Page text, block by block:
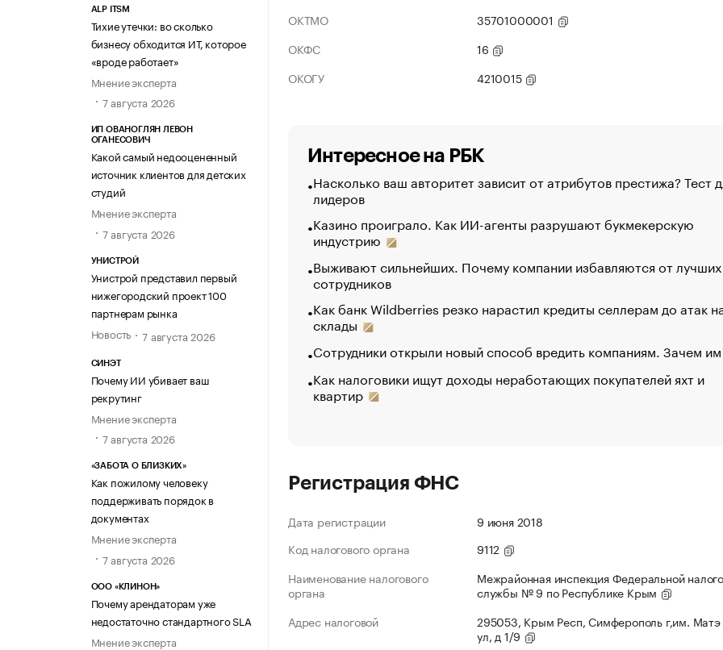
ALP ITSM
Тихие утечки: во сколько
бизнесу обходится ИТ, которое
«вроде работает»
Мнение эксперта
7 августа 2026
ИП ОВАНОГЛЯН ЛЕВОН
ОГАНЕСОВИЧ
Какой самый недооцененный
источник клиентов для детских
студий
Мнение эксперта
7 августа 2026
УНИСТРОЙ
Унистрой представил первый
нижегородский проект 100
партнерам рынка
Новость
7 августа 2026
СИНЭТ
Почему ИИ убивает ваш
рекрутинг
Мнение эксперта
7 августа 2026
«ЗАБОТА О БЛИЗКИХ»
Как пожилому человеку
поддерживать порядок в
документах
Мнение эксперта
7 августа 2026
ООО «КЛИНОН»
Почему арендаторам уже
недостаточно стандартного SLA
Мнение эксперта
ОКТМО
35701000001
ОКФС
16
ОКОГУ
4210015
Интересное на РБК
Насколько ваш авторитет зависит от атрибутов престижа? Тест
лидеров
Казино проиграло. Как ИИ-агенты разрушают букмекерскую
индустрию
Выживают сильнейших. Почему компании избавляются от лучших
сотрудников
Как банк Wildberries резко нарастил кредиты селлерам до атак
склады
Сотрудники открыли новый способ вредить компаниям. Зачем
Как налоговики ищут доходы неработающих покупателей яхт и
квартир
Регистрация ФНС
Дата регистрации
9 июня 2018
Код налогового органа
9112
Наименование налогового
органа
Межрайонная инспекция Федеральной
службы № 9 по Республике Крым
Адрес налоговой
295053, Крым Респ, Симферополь г,им. Матэ
ул, д 1/9